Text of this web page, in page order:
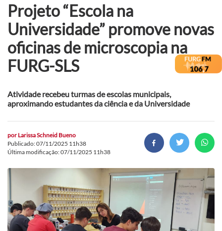
Projeto “Escola na
Universidade” promove novas
oficinas de microscopia na
FURG-SLS
Atividade recebeu turmas de escolas municipais,
aproximando estudantes da ciência e da Universidade
por Larissa Schneid Bueno
Publicado: 07/11/2025 11h38
Última modificação: 07/11/2025 11h38